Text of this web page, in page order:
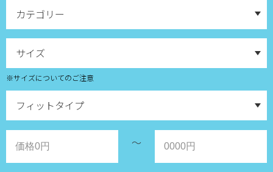
※サイズについてのご注意
～